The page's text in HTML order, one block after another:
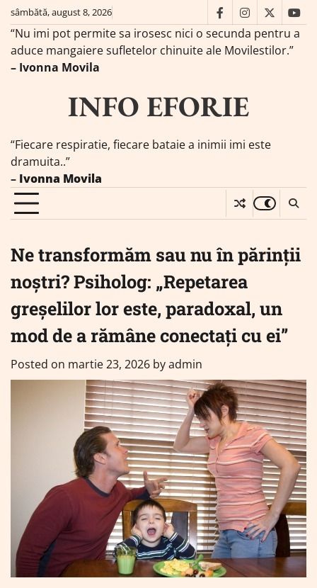
Skip
content
sâmbătă, august 8, 2026 facebookinstagram
twitter
“Nu imi pot permite sa irosesc nici o secunda pentru a
aduce mangaiere sufletelor chinuite ale Movilestilor.”
– Ivonna Movila
INFO EFORIE
“Fiecare respiratie, fiecare bataie a inimii imi este
dramuita..”
– Ivonna Movila
Ne transformăm sau nu în părinții
noștri? Psiholog: „Repetarea
greșelilor lor este, paradoxal, un
mod de a rămâne conectați cu ei”
Posted on martie 23, 2026 byadmin